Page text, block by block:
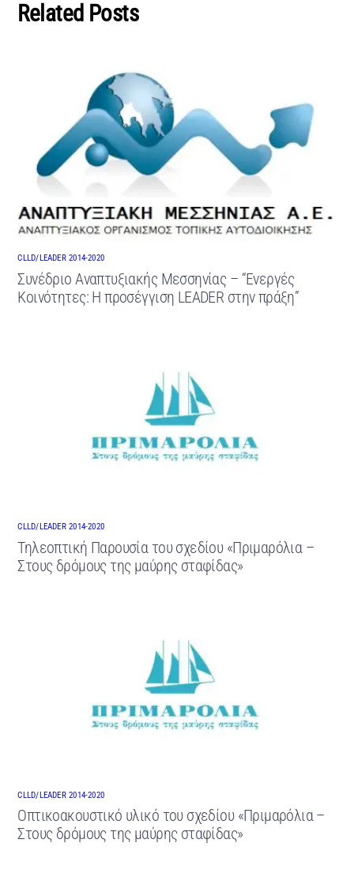
Related Posts
CLLD/LEADER 2014-2020
Συνέδριο Αναπτυξιακής Μεσσηνίας – “Ενεργές
Κοινότητες: Η προσέγγιση LEADER στην πράξη”
CLLD/LEADER 2014-2020
Τηλεοπτική Παρουσία του σχεδίου «Πριμαρόλια –
Στους δρόμους της μαύρης σταφίδας»
CLLD/LEADER 2014-2020
Οπτικοακουστικό υλικό του σχεδίου «Πριμαρόλια –
Στους δρόμους της μαύρης σταφίδας»